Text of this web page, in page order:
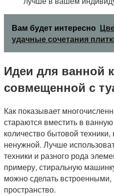
Вам будет интересно
удачные сочетания
Идеи для ванной
совмещенной с
Как показывает
стараются вместить в
количество бытовой
ненужной. Лучше
техники и разного рода
примеру, стиральную
можно сделать встроенными,
пространство.